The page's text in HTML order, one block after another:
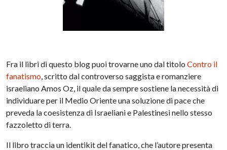
Fra il libri di questo blog puoi trovarne uno dal titoloContro il
fanatismo, scritto dal controverso saggista e romanziere
israeliano Amos Oz, il quale da sempre sostiene la necessità di
individuare per il Medio Oriente una soluzione di pace che
preveda la coesistenza di Israeliani e Palestinesi nello stesso
fazzoletto di terra.
Il libro traccia un identikit del fanatico, che l’autore presenta